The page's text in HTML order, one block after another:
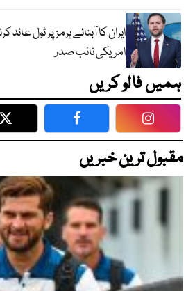
ایران کا آبنائے ہرمز پر ٹول
امریکی نائب صدر
ہمیں فالو کریں
Twitter Facebook
مقبول ترین خبریں